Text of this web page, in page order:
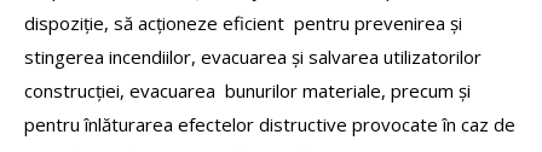
dispoziție, să acționeze eficient pentru prevenirea și
stingerea incendiilor, evacuarea și salvarea utilizatorilor
construcției, evacuarea bunurilor materiale, precum și
pentru înlăturarea efectelor distructive provocate în caz de